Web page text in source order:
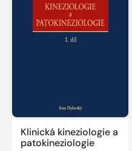
Klinická kineziologie a
patokineziologie